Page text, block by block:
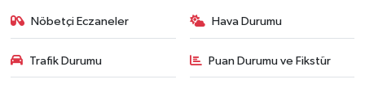
Nöbetçi Eczaneler Hava Durumu
Trafik Durumu Puan Durumu ve Fikstür